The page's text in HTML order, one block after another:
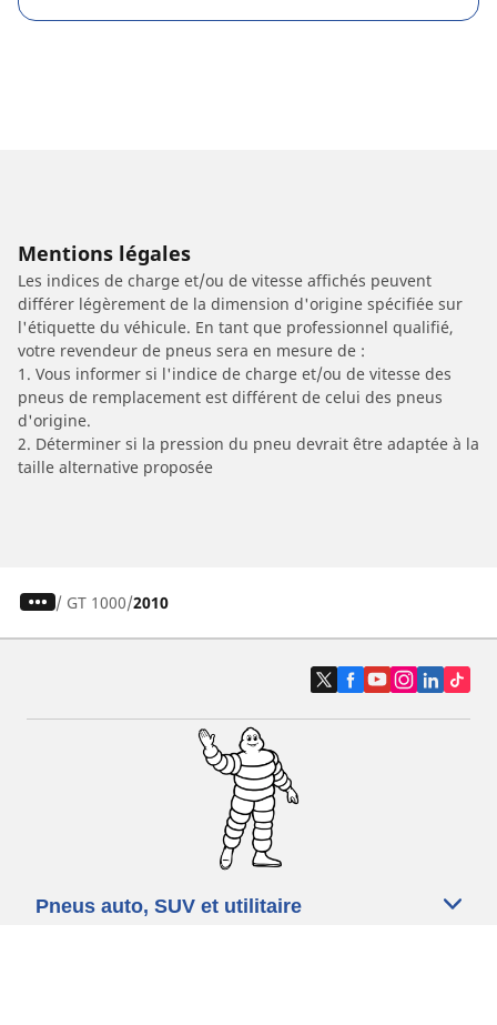
Mentions légales
Les indices de charge et/ou de vitesse affichés peuvent
différer légèrement de la dimension d'origine spécifiée sur
l'étiquette du véhicule. En tant que professionnel qualifié,
votre revendeur de pneus sera en mesure de :
1. Vous informer si l'indice de charge et/ou de vitesse des
pneus de remplacement est différent de celui des pneus
d'origine.
2. Déterminer si la pression du pneu devrait être adaptée à la
taille alternative proposée
/ GT 1000 2010
Pneus auto, SUV et utilitaire